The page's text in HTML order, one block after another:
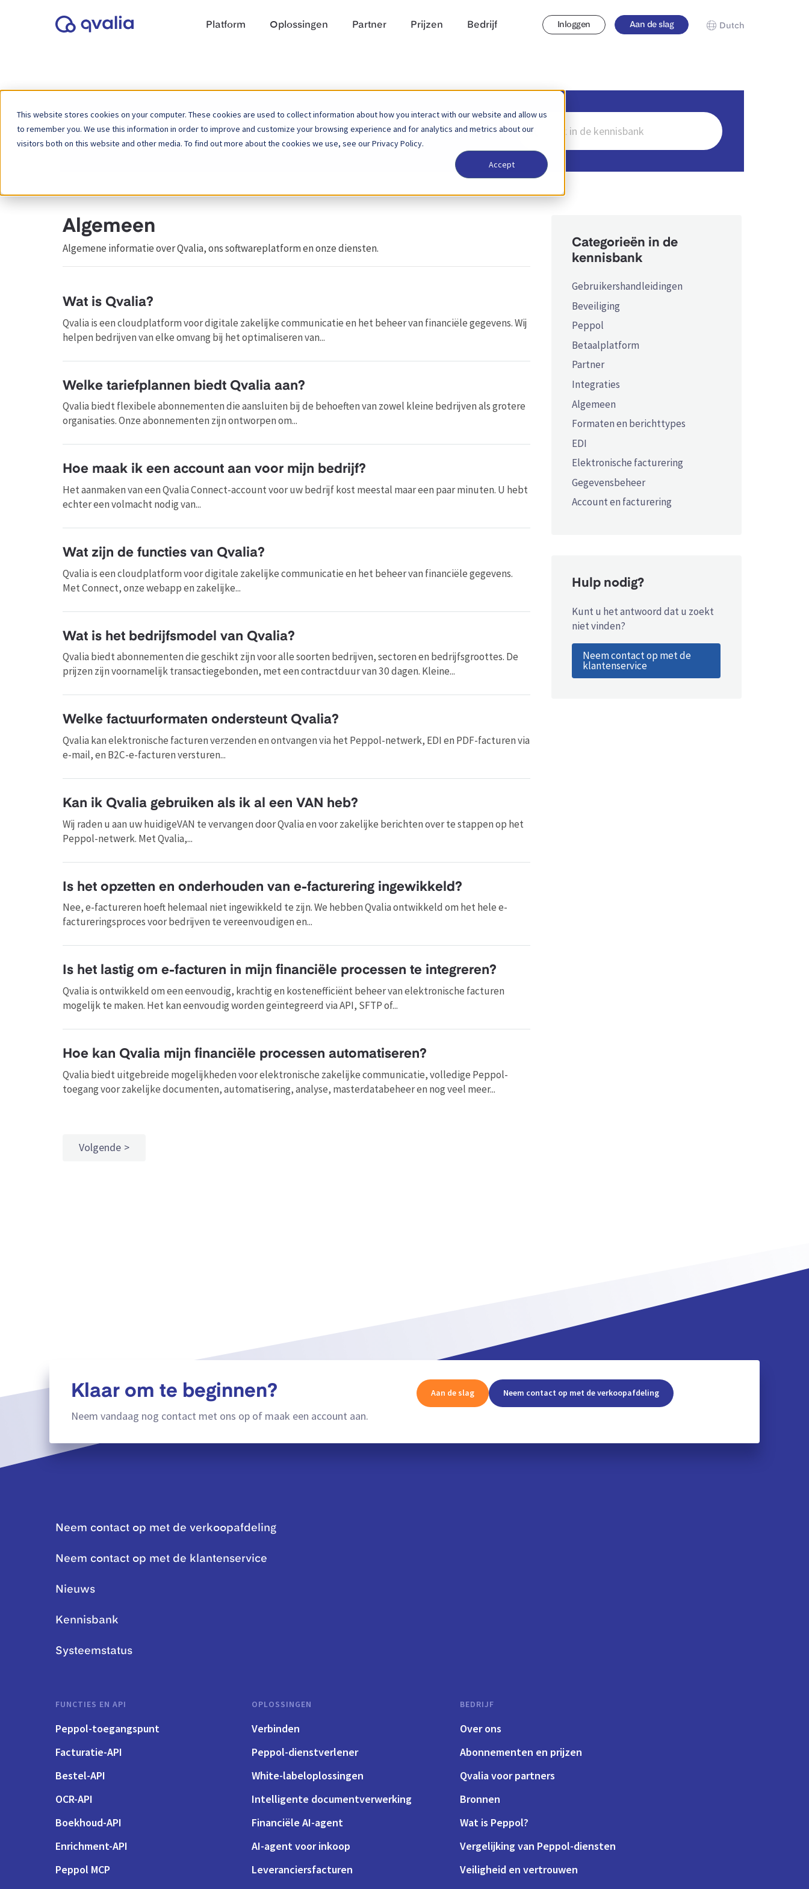
This website stores cookies on your computer. These cookies are used to collect information about how you interact with our website and allow us
to remember you. We use this information in order to improve and customize your browsing experience and for analytics and metrics about our
visitors both on this website and other media. To find out more about the cookies we use, see our Privacy Policy.
Accept
Platform Oplossingen Partner Prijzen Bedrijf Inloggen Aan de slag Dutch
Zoeken
naar
Home Kennisbank
Algemeen
Algemene informatie over Qvalia, ons softwareplatform en onze diensten.
Wat is Qvalia?
Qvalia is een cloudplatform voor digitale zakelijke communicatie en het beheer van financiële gegevens. Wij
helpen bedrijven van elke omvang bij het optimaliseren van...
Welke tariefplannen biedt Qvalia aan?
Qvalia biedt flexibele abonnementen die aansluiten bij de behoeften van zowel kleine bedrijven als grotere
organisaties. Onze abonnementen zijn ontworpen om...
Hoe maak ik een account aan voor mijn bedrijf?
Het aanmaken van een Qvalia Connect-account voor uw bedrijf kost meestal maar een paar minuten. U hebt
echter een volmacht nodig van...
Wat zijn de functies van Qvalia?
Qvalia is een cloudplatform voor digitale zakelijke communicatie en het beheer van financiële gegevens.
Met Connect, onze webapp en zakelijke...
Wat is het bedrijfsmodel van Qvalia?
Qvalia biedt abonnementen die geschikt zijn voor alle soorten bedrijven, sectoren en bedrijfsgroottes. De
prijzen zijn voornamelijk transactiegebonden, met een contractduur van 30 dagen. Kleine...
Welke factuurformaten ondersteunt Qvalia?
Qvalia kan elektronische facturen verzenden en ontvangen via het Peppol-netwerk, EDI en PDF-facturen via
e-mail, en B2C-e-facturen versturen...
Kan ik Qvalia gebruiken als ik al een VAN heb?
Wij raden u aan uw huidigeVAN te vervangen door Qvalia en voor zakelijke berichten over te stappen op het
Peppol-netwerk. Met Qvalia,...
Is het opzetten en onderhouden van e-facturering ingewikkeld?
Nee, e-factureren hoeft helemaal niet ingewikkeld te zijn. We hebben Qvalia ontwikkeld om het hele e-
factureringsproces voor bedrijven te vereenvoudigen en...
Is het lastig om e-facturen in mijn financiële processen te integreren?
Qvalia is ontwikkeld om een eenvoudig, krachtig en kostenefficiënt beheer van elektronische facturen
mogelijk te maken. Het kan eenvoudig worden geïntegreerd via API, SFTP of...
Hoe kan Qvalia mijn financiële processen automatiseren?
Qvalia biedt uitgebreide mogelijkheden voor elektronische zakelijke communicatie, volledige Peppol-
toegang voor zakelijke documenten, automatisering, analyse, masterdatabeheer en nog veel meer...
Volgende
Categorieën in de
kennisbank
Gebruikershandleidingen
Beveiliging
Peppol
Betaalplatform
Partner
Integraties
Algemeen
Formaten en berichttypes
EDI
Elektronische facturering
Gegevensbeheer
Account en facturering
Hulp nodig?
Kunt u het antwoord dat u zoekt
niet vinden?
Neem contact op met de
klantenservice
Klaar om te beginnen?
Neem vandaag nog contact met ons op of maak een account aan.
Aan de slag Neem contact op met de verkoopafdeling
Neem contact op met de verkoopafdeling
Neem contact op met de klantenservice
Nieuws
Kennisbank
Systeemstatus
FUNCTIES EN API
Peppol-toegangspunt
Facturatie-API
Bestel-API
OCR-API
Boekhoud-API
Enrichment-API
Peppol MCP
OPLOSSINGEN
Verbinden
Peppol-dienstverlener
White-labeloplossingen
Intelligente documentverwerking
Financiële AI-agent
AI-agent voor inkoop
Leveranciersfacturen
BEDRIJF
Over ons
Abonnementen en prijzen
Qvalia voor partners
Bronnen
Wat is Peppol?
Vergelijking van Peppol-diensten
Veiligheid en vertrouwen